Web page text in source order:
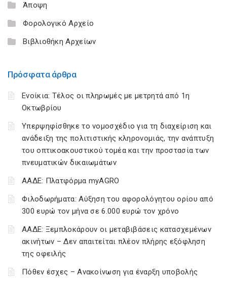
Άποψη
Φορολογικό Αρχείο
Βιβλιοθήκη Αρχείων
Πρόσφατα άρθρα
Ενοίκια: Τέλος οι πληρωμές με μετρητά από 1η
Οκτωβρίου
Υπερψηφίσθηκε το νομοσχέδιο για τη διαχείριση και
ανάδειξη της πολιτιστικής κληρονομιάς, την ανάπτυξη
του οπτικοακουστικού τομέα και την προστασία των
πνευματικών δικαιωμάτων
ΑΑΔΕ: Πλατφόρμα myAGRO
Φιλοδωρήματα: Αύξηση του αφορολόγητου ορίου από
300 ευρώ τον μήνα σε 6.000 ευρώ τον χρόνο
ΑΑΔΕ: Ξεμπλοκάρουν οι μεταβιβάσεις κατασχεμένων
ακινήτων – Δεν απαιτείται πλέον πλήρης εξόφληση
της οφειλής
Πόθεν έσχες – Ανακοίνωση για έναρξη υποβολής